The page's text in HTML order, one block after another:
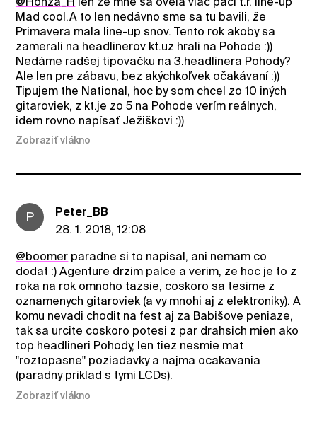
Mad cool.A to len nedávno sme sa tu bavili, že
Primavera mala line-up snov. Tento rok akoby sa
zamerali na headlinerov kt.uz hrali na Pohode :))
Nedáme radšej tipovačku na 3.headlinera Pohody?
Ale len pre zábavu, bez akýchkoľvek očakávaní :))
Tipujem the National, hoc by som chcel zo 10 iných
gitaroviek, z kt.je zo 5 na Pohode verím reálnych,
idem rovno napísať Ježiškovi :))
Zobraziť vlákno
P
Peter_BB
28. 1. 2018, 12:08
@boomer paradne si to napisal, ani nemam co
dodat :) Agenture drzim palce a verim, ze hoc je to z
roka na rok omnoho tazsie, coskoro sa tesime z
oznamenych gitaroviek (a vy mnohi aj z elektroniky). A
komu nevadi chodit na fest aj za Babišove peniaze,
tak sa urcite coskoro potesi z par drahsich mien ako
top headlineri Pohody, len tiez nesmie mat
"roztopasne" poziadavky a najma ocakavania
(paradny priklad s tymi LCDs).
Zobraziť vlákno